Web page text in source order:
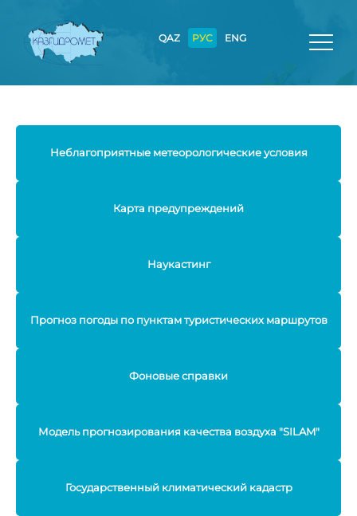
QAZ РУС ENG
Неблагоприятные метеорологические условия
Карта предупреждений
Наукастинг
Прогноз погоды по пунктам туристических маршрутов
Фоновые справки
Модель прогнозирования качества воздуха "SILAM"
Государственный климатический кадастр